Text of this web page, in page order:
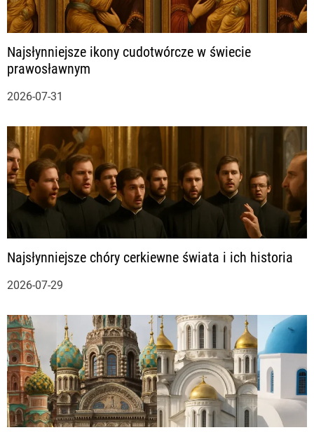
j
a
w
p
i
s
Najsłynniejsze ikony cudotwórcze w świecie
prawosławnym
2026-07-31
Najsłynniejsze chóry cerkiewne świata i ich historia
2026-07-29